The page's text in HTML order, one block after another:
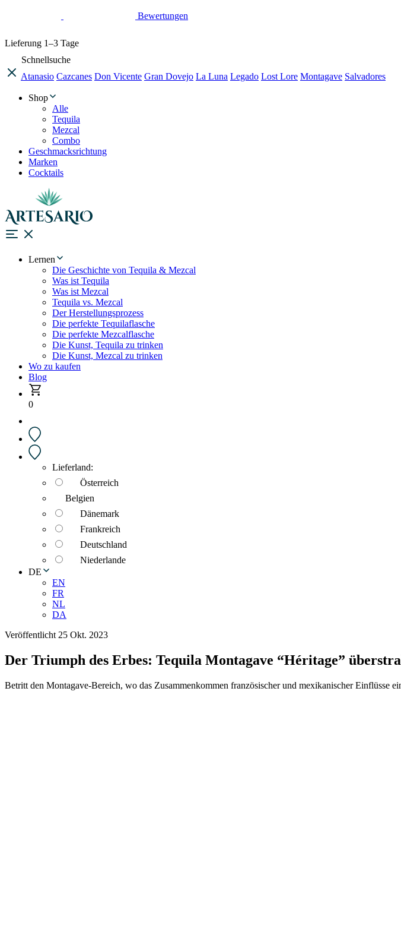
Bewertungen
Lieferung 1–3 Tage
Schnellsuche
Atanasio Cazcanes Don Vicente Gran Dovejo La Luna Legado Lost Lore Montagave Salvadores
Shop
Alle
Tequila
Mezcal
Combo
Geschmacksrichtung
Marken
Cocktails
Lernen
Die Geschichte von Tequila & Mezcal
Was ist Tequila
Was ist Mezcal
Tequila vs. Mezcal
Der Herstellungsprozess
Die perfekte Tequilaflasche
Die perfekte Mezcalflasche
Die Kunst, Tequila zu trinken
Die Kunst, Mezcal zu trinken
Wo zu kaufen
Blog
0
Lieferland:
Österreich
Belgien
Dänemark
Frankreich
Deutschland
Niederlande
DE
EN
FR
NL
DA
Veröffentlicht 25 Okt. 2023
Der Triumph des Erbes: Tequila Montagave “Héritage”
Betritt den Montagave-Bereich, wo das Zusammenkommen französischer und mexikanischer Einflüsse